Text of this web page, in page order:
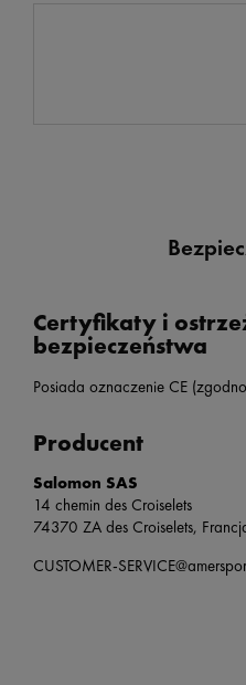
Certyfikaty i
bezpieczeństwa
Posiada oznaczenie CE
Producent
Salomon SAS
14 chemin des Croiselets
74370 ZA des Croiselets,
CUSTOMER-